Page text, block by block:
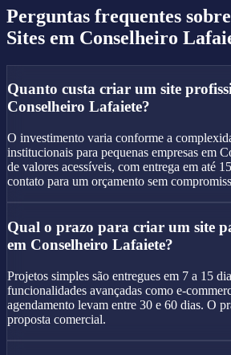
Perguntas frequentes sobre
Sites em Conselheiro
Quanto custa criar um site
Conselheiro Lafaiete?
O investimento varia conforme a
institucionais para pequenas empresas em
de valores acessíveis, com entrega em até
contato para um orçamento sem
Qual o prazo para criar um site
em Conselheiro Lafaiete?
Projetos simples são entregues em 7 a 15
funcionalidades avançadas como e-
agendamento levam entre 30 e 60 dias. O
proposta comercial.